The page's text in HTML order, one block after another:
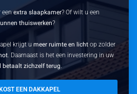
eenextra slaapkamer? Of wilt u een
thuiswerken?
krijgt umeer ruimte en licht op zolder
. Daarnaast is het een investering in uw
betaalt zichzelf terug.
EEN DAKKAPEL